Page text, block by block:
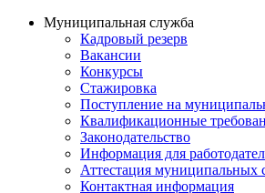
Муниципальная служба
Кадровый резерв
Вакансии
Конкурсы
Стажировка
Поступление на
Квалификационные
Законодательство
Информация для
Аттестация муниципальных
Контактная информация